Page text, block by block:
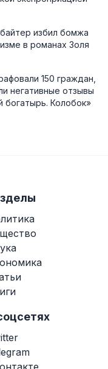
избил бомжа
в романах Золя
150 граждан,
негативные отзывы
богатырь. Колобок»